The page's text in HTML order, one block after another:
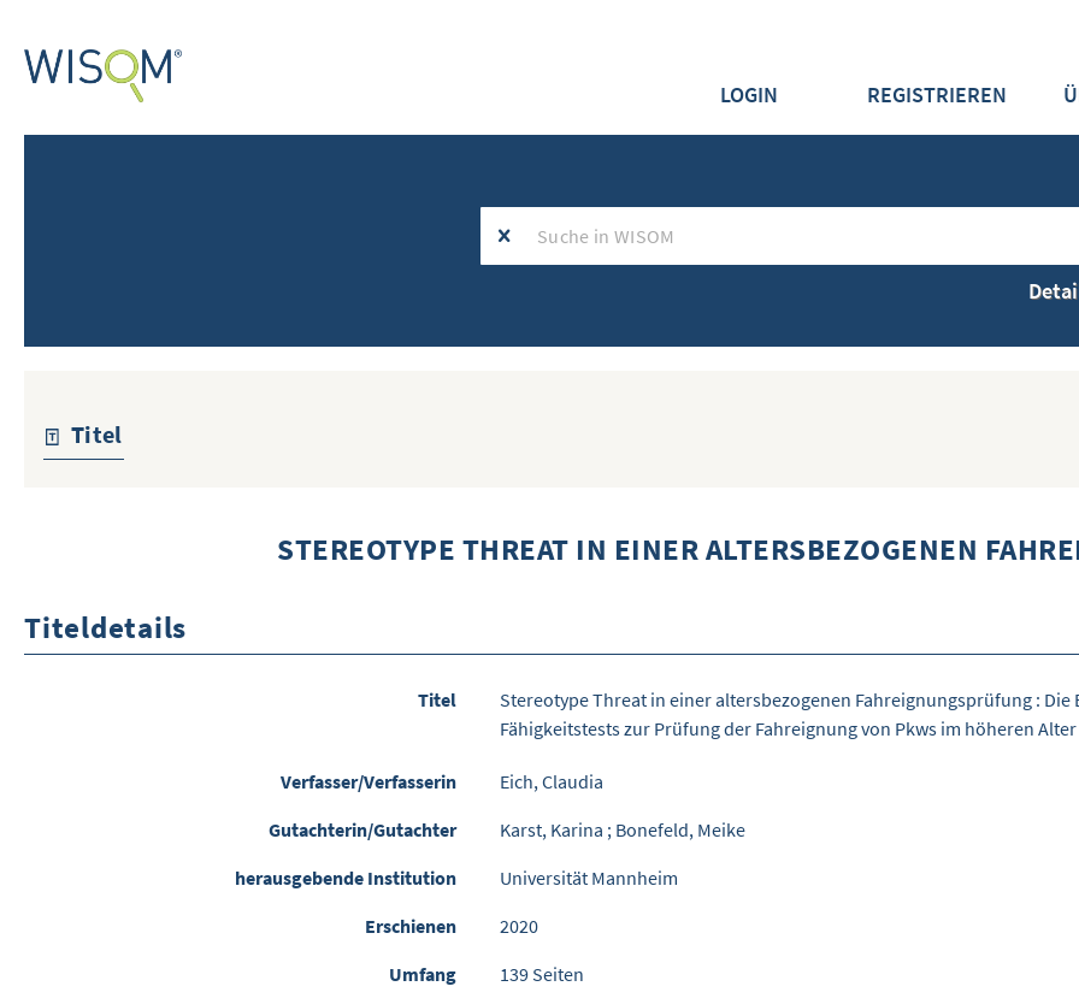
LOGIN REGISTRIEREN
Titel
STEREOTYPE THREAT IN EINER ALTERSBEZOGENEN
Titeldetails
Titel
Stereotype Threat in einer altersbezogenen Fahreignungsprüfung :
Fähigkeitstests zur Prüfung der Fahreignung von Pkws im höheren Alter
Verfasser/Verfasserin
Eich, Claudia
Gutachterin/Gutachter
Karst, Karina ; Bonefeld, Meike
herausgebende Institution
Universität Mannheim
Erschienen
2020
Umfang
139 Seiten